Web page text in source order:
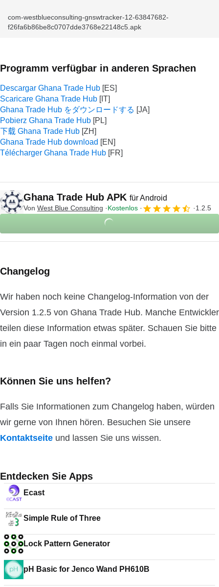
com-westblueconsulting-gnswtracker-12-63847682-
f26fa6b86be8c0707dde3768e22148c5.apk
Programm verfügbar in anderen Sprachen
Descargar Ghana Trade Hub
Scaricare Ghana Trade Hub
Ghana Trade Hub をダウンロードする
Pobierz Ghana Trade Hub
下载 Ghana Trade Hub
Ghana Trade Hub download
Télécharger Ghana Trade Hub
Ghana Trade Hub APK für Android
Von West Blue Consulting Kostenlos 1.2.5
Changelog
Wir haben noch keine Changelog-Information von der
Version 1.2.5 von Ghana Trade Hub. Manche Entwickler
teilen diese Information etwas später. Schauen Sie bitte
in ein paar Tagen noch einmal vorbei.
Können Sie uns helfen?
Falls Sie Informationen zum Changelog haben, würden
wir gerne von Ihnen hören. Besuchen Sie unsere
Kontaktseite und lassen Sie uns wissen.
Entdecken Sie Apps
Ecast
Simple Rule of Three
Lock Pattern Generator
pH Basic for Jenco Wand PH610B